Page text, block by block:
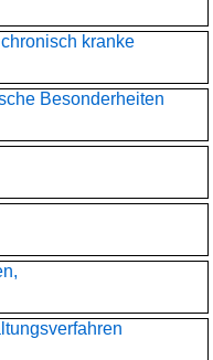
kranke
Besonderheiten